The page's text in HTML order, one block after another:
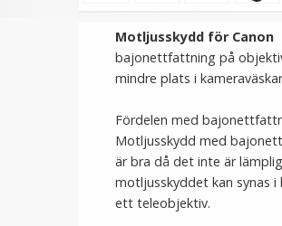
Motljusskydd för Canon
bajonettfattning på
mindre plats i
Fördelen med
Motljusskydd med
är bra då det inte är
motljusskyddet kan synas
ett teleobjektiv.